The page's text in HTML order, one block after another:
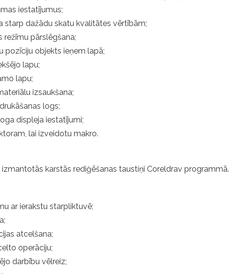
iestatījumus;
starp dažādu skatu kvalitātes vērtībām;
režīmu pārslēgšana;
pozīciju objekts ieņem lapā;
lapu;
lapu;
izsaukšana;
logs;
displeja iestatījumi;
lai izveidotu makro.
izmantotās karstās rediģēšanas taustiņi Coreldrav programmā.
ar ierakstu starpliktuvē;
atcelšana;
operāciju;
darbību vēlreiz;